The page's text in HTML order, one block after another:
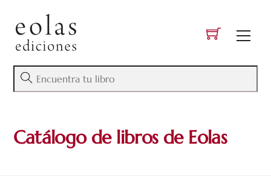
content
Catálogo de libros de Eolas